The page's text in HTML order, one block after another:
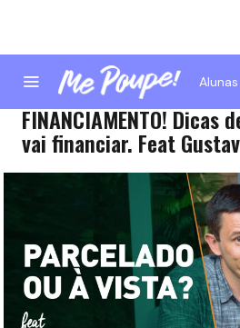
Alunas
O QUE NINGUÉM FALA
FINANCIAMENTO! Dicas
vai financiar. Feat